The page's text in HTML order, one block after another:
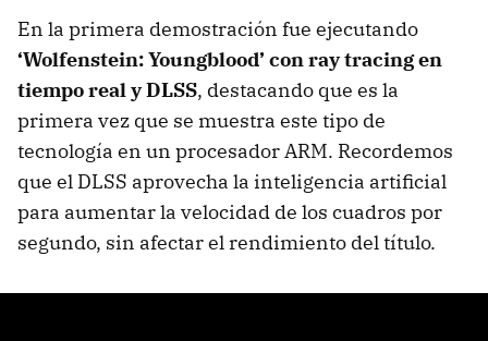
En la primera demostración fue ejecutando
‘Wolfenstein: Youngblood’ con ray tracing en
tiempo real y DLSS, destacando que es la
primera vez que se muestra este tipo de
tecnología en un procesador ARM. Recordemos
que el DLSS aprovecha la inteligencia artificial
para aumentar la velocidad de los cuadros por
segundo, sin afectar el rendimiento del título.